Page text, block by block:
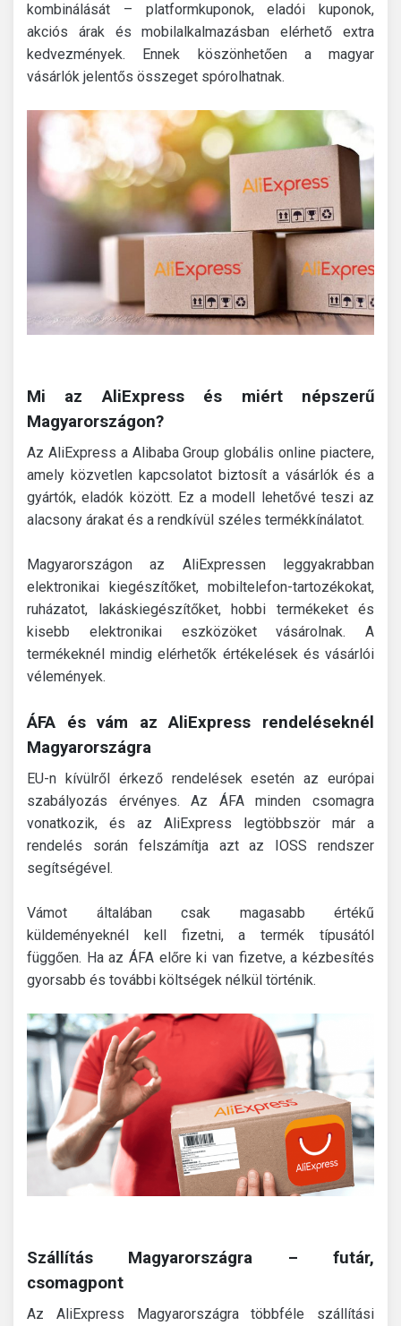
kombinálását – platformkuponok, eladói kuponok,
akciós árak és mobilalkalmazásban elérhető extra
kedvezmények. Ennek köszönhetően a magyar
vásárlók jelentős összeget spórolhatnak.
Mi az AliExpress és miért népszerű
Magyarországon?
Az AliExpress a Alibaba Group globális online piactere,
amely közvetlen kapcsolatot biztosít a vásárlók és a
gyártók, eladók között. Ez a modell lehetővé teszi az
alacsony árakat és a rendkívül széles termékkínálatot.
Magyarországon az AliExpressen leggyakrabban
elektronikai kiegészítőket, mobiltelefon-tartozékokat,
ruházatot, lakáskiegészítőket, hobbi termékeket és
kisebb elektronikai eszközöket vásárolnak. A
termékeknél mindig elérhetők értékelések és vásárlói
vélemények.
ÁFA és vám az AliExpress rendeléseknél
Magyarországra
EU-n kívülről érkező rendelések esetén az európai
szabályozás érvényes. Az ÁFA minden csomagra
vonatkozik, és az AliExpress legtöbbször már a
rendelés során felszámítja azt az IOSS rendszer
segítségével.
Vámot általában csak magasabb értékű
küldeményeknél kell fizetni, a termék típusától
függően. Ha az ÁFA előre ki van fizetve, a kézbesítés
gyorsabb és további költségek nélkül történik.
Szállítás Magyarországra – futár,
csomagpont
Az AliExpress Magyarországra többféle szállítási